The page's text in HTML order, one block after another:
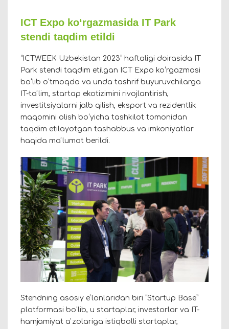
ICT Expo koʻrgazmasida IT Park
stendi taqdim etildi
“ICTWEEK Uzbekistan 2023” haftaligi doirasida IT
Park stendi taqdim etilgan ICT Expo koʻrgazmasi
boʻlib oʻtmoqda va unda tashrif buyuruvchilarga
IT-taʼlim, startap ekotizimini rivojlantirish,
investitsiyalarni jalb qilish, eksport va rezidentlik
maqomini olish boʻyicha tashkilot tomonidan
taqdim etilayotgan tashabbus va imkoniyatlar
haqida maʼlumot berildi.
Stendning asosiy eʼlonlaridan biri “Startup Base”
platformasi boʻlib, u startaplar, investorlar va IT-
hamjamiyat aʼzolariga istiqbolli startaplar,